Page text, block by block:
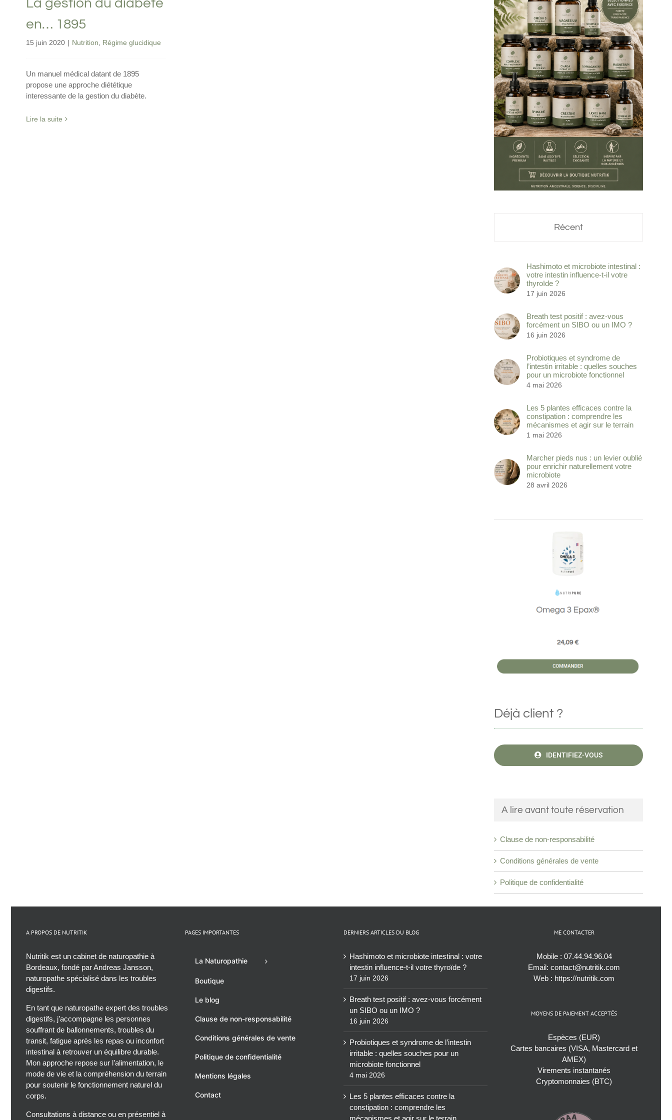
La gestion du diabète
en… 1895
15 juin 2020 | Nutrition Régime glucidique
Un manuel médical datant de 1895
propose une approche diététique
interessante de la gestion du diabète.
Lire la suite
Récent
Hashimoto et microbiote intestinal :
votre intestin influence-t-il votre
thyroïde ?
17 juin 2026
Breath test positif : avez-vous
forcément un SIBO ou un IMO ?
16 juin 2026
Probiotiques et syndrome de
l’intestin irritable : quelles souches
pour un microbiote fonctionnel
4 mai 2026
Les 5 plantes efficaces contre la
constipation : comprendre les
mécanismes et agir sur le terrain
1 mai 2026
Marcher pieds nus : un levier oublié
pour enrichir naturellement votre
microbiote
28 avril 2026
Déjà client ?
IDENTIFIEZ-VOUS
A lire avant toute réservation
Clause de non-responsabilité
Conditions générales de vente
Politique de confidentialité
A PROPOS DE NUTRITIK
Nutritik est un cabinet de naturopathie à
Bordeaux, fondé par Andreas Jansson,
naturopathe spécialisé dans les troubles
digestifs.
En tant que naturopathe expert des troubles
digestifs, j’accompagne les personnes
souffrant de ballonnements, troubles du
transit, fatigue après les repas ou inconfort
intestinal à retrouver un équilibre durable.
Mon approche repose sur l’alimentation, le
mode de vie et la compréhension du terrain
pour soutenir le fonctionnement naturel du
corps.
Consultations à distance ou en présentiel à
PAGES IMPORTANTES
La Naturopathie
Boutique
Le blog
Clause de non-responsabilité
Conditions générales de vente
Politique de confidentialité
Mentions légales
Contact
DERNIERS ARTICLES DU BLOG
Hashimoto et microbiote intestinal : votre
intestin influence-t-il votre thyroïde ?
17 juin 2026
Breath test positif : avez-vous forcément
un SIBO ou un IMO ?
16 juin 2026
Probiotiques et syndrome de l’intestin
irritable : quelles souches pour un
microbiote fonctionnel
4 mai 2026
Les 5 plantes efficaces contre la
constipation : comprendre les
mécanismes et agir sur le terrain
ME CONTACTER
Mobile : 07.44.94.96.04
Email:contact@nutritik.com
Web : https://nutritik.com
MOYENS DE PAIEMENT ACCEPTÉS
Espèces (EUR)
Cartes bancaires (VISA, Mastercard et
AMEX)
Virements instantanés
Cryptomonnaies (BTC)